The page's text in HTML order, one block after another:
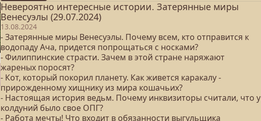
Невероятно интересные истории. Затерянные миры
Венесуэлы (29.07.2024)
13.08.2024
- Затерянные миры Венесуэлы. Почему всем, кто отправится к
водопаду Ача, придется попрощаться с носками?
- Филиппинские страсти. Зачем в этой стране наряжают
жареных поросят?
- Кот, который покорил планету. Как живется каракалу -
прирожденному хищнику из мира кошачьих?
- Настоящая история ведьм. Почему инквизиторы считали, что у
колдуний было свое ОПГ?
- Работа мечты! Что входит в обязанности выгульщика